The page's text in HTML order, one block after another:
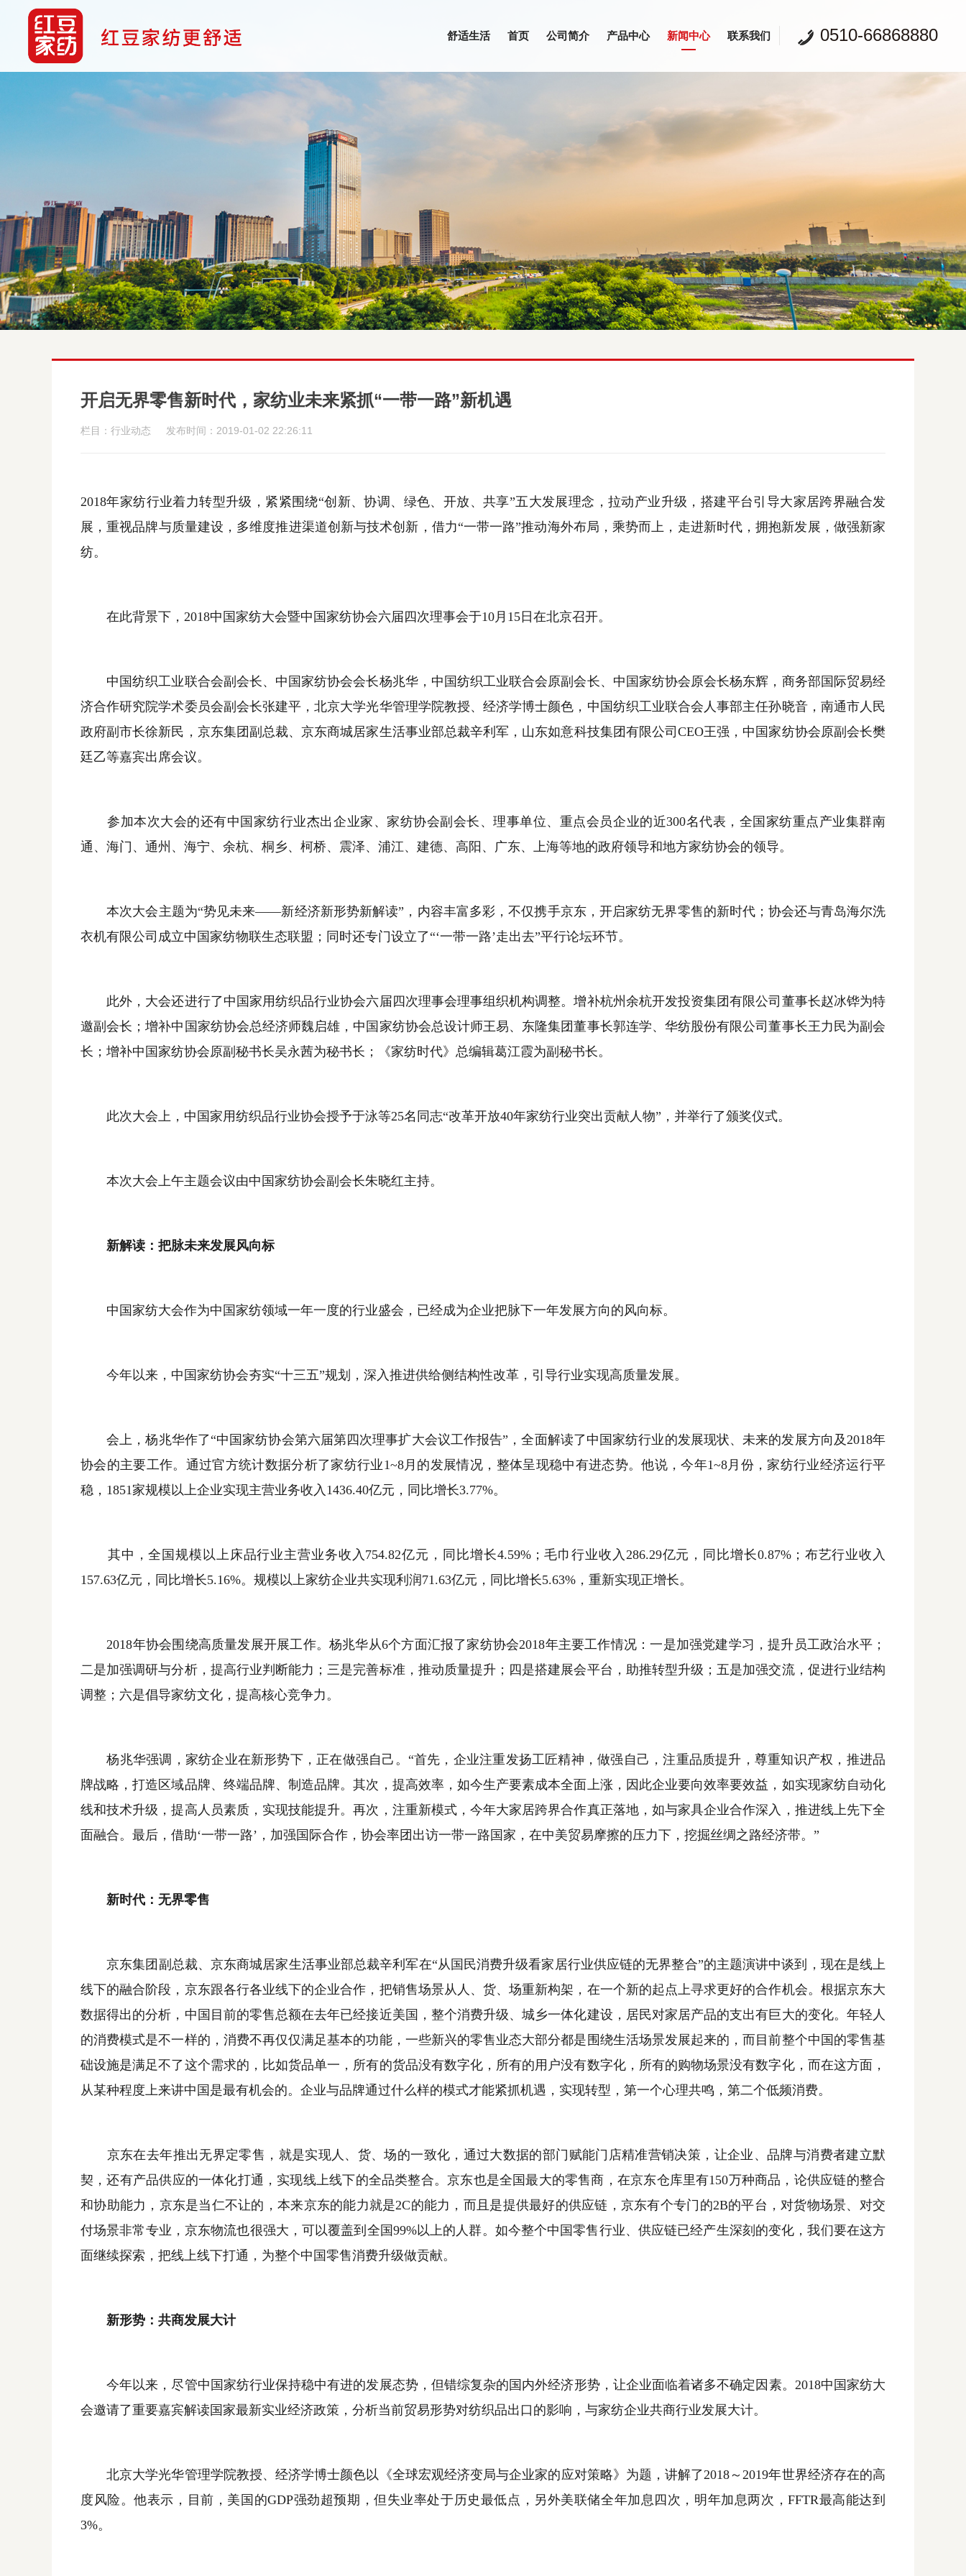
0510-66868880
舒适生活 首页 公司简介 产品中心 新闻中心 联系我们
开启无界零售新时代，家纺业未来紧抓“一带一路”新机遇
栏目：行业动态 发布时间：2019-01-02 22:26:11
2018年家纺行业着力转型升级，紧紧围绕“创新、协调、绿色、开放、共享”五大发展理念，拉动产业升级，搭建平台引导大家居跨界融合发
展，重视品牌与质量建设，多维度推进渠道创新与技术创新，借力“一带一路”推动海外布局，乘势而上，走进新时代，拥抱新发展，做强新家
纺。
在此背景下， 2018中国家纺大会暨中国家纺协会六届四次理事会于10 月 15日在北京召开。
中国纺织工业联合会副会长、中国家纺协会会长杨兆华，中国纺织工业联合会原副会长、中国家纺协会原会长杨东辉，商务部国际贸易经
济合作研究院学术委员会副会长张建平，北京大学光华管理学院教授、经济学博士颜色，中国纺织工业联合会人事部主任孙晓音，南通市人民
政府副市长徐新民，京东集团副总裁、京东商城居家生活事业部总裁辛利军，山东如意科技集团有限公司CEO王强，中国家纺协会原副会长樊
廷乙等嘉宾出席会议。
参加本次大会的还有中国家纺行业杰出企业家、家纺协会副会长、理事单位、重点会员企业的近300名代表，全国家纺重点产业集群南
通、海门、通州、海宁、余杭、桐乡、柯桥、震泽、浦江、建德、高阳、广东、上海等地的政府领导和地方家纺协会的领导。
本次大会主题为“势见未来——新经济新形势新解读”，内容丰富多彩，不仅携手京东，开启家纺无界零售的新时代；协会还与青岛海尔洗
衣机有限公司成立中国家纺物联生态联盟；同时还专门设立了“‘一带一路’走出去”平行论坛环节。
此外，大会还进行了中国家用纺织品行业协会六届四次理事会理事组织机构调整。增补杭州余杭开发投资集团有限公司董事长赵冰铧为特
邀副会长；增补中国家纺协会总经济师魏启雄，中国家纺协会总设计师王易、东隆集团董事长郭连学、华纺股份有限公司董事长王力民为副会
长；增补中国家纺协会原副秘书长吴永茜为秘书长；《家纺时代》总编辑葛江霞为副秘书长。
此次大会上，中国家用纺织品行业协会授予于泳等25名同志“改革开放40年家纺行业突出贡献人物”，并举行了颁奖仪式。
本次大会上午主题会议由中国家纺协会副会长朱晓红主持。
新解读：把脉未来发展风向标
中国家纺大会作为中国家纺领域一年一度的行业盛会，已经成为企业把脉下一年发展方向的风向标。
今年以来，中国家纺协会夯实“十三五”规划，深入推进供给侧结构性改革，引导行业实现高质量发展。
会上，杨兆华作了“中国家纺协会第六届第四次理事扩大会议工作报告”，全面解读了中国家纺行业的发展现状、未来的发展方向及 2018年
协会的主要工作。通过官方统计数据分析了家纺行业1~8月的发展情况，整体呈现稳中有进态势。他说，今年1~8月份，家纺行业经济运行平
稳， 1851 家规模以上企业实现主营业务收入 1436.40亿元，同比增长3.77%。
其中，全国规模以上床品行业主营业务收入 754.82亿元，同比增长4.59%；毛巾行业收入 286.29亿元，同比增长0.87%；布艺行业收入
157.63亿元，同比增长5.16%。规模以上家纺企业共实现利润71.63亿元，同比增长5.63% ，重新实现正增长。
2018年协会围绕高质量发展开展工作。杨兆华从6个方面汇报了家纺协会2018年主要工作情况：一是加强党建学习，提升员工政治水平；
二是加强调研与分析，提高行业判断能力；三是完善标准，推动质量提升；四是搭建展会平台，助推转型升级；五是加强交流，促进行业结构
调整；六是倡导家纺文化，提高核心竞争力。
杨兆华强调，家纺企业在新形势下，正在做强自己。“首先，企业注重发扬工匠精神，做强自己，注重品质提升，尊重知识产权，推进品
牌战略，打造区域品牌、终端品牌、制造品牌。其次，提高效率，如今生产要素成本全面上涨，因此企业要向效率要效益，如实现家纺自动化
线和技术升级，提高人员素质，实现技能提升。再次，注重新模式，今年大家居跨界合作真正落地，如与家具企业合作深入，推进线上先下全
面融合。最后，借助‘一带一路’，加强国际合作，协会率团出访一带一路国家，在中美贸易摩擦的压力下，挖掘丝绸之路经济带。”
新时代：无界零售
京东集团副总裁、京东商城居家生活事业部总裁辛利军在“从国民消费升级看家居行业供应链的无界整合”的主题演讲中谈到，现在是线上
线下的融合阶段，京东跟各行各业线下的企业合作，把销售场景从人、货、场重新构架，在一个新的起点上寻求更好的合作机会。根据京东大
数据得出的分析，中国目前的零售总额在去年已经接近美国，整个消费升级、城乡一体化建设，居民对家居产品的支出有巨大的变化。年轻人
的消费模式是不一样的，消费不再仅仅满足基本的功能，一些新兴的零售业态大部分都是围绕生活场景发展起来的，而目前整个中国的零售基
础设施是满足不了这个需求的，比如货品单一，所有的货品没有数字化，所有的用户没有数字化，所有的购物场景没有数字化，而在这方面，
从某种程度上来讲中国是最有机会的。企业与品牌通过什么样的模式才能紧抓机遇，实现转型，第一个心理共鸣，第二个低频消费。
京东在去年推出无界定零售，就是实现人、货、场的一致化，通过大数据的部门赋能门店精准营销决策，让企业、品牌与消费者建立默
契，还有产品供应的一体化打通，实现线上线下的全品类整合。京东也是全国最大的零售商，在京东仓库里有150万种商品，论供应链的整合
和协助能力，京东是当仁不让的，本来京东的能力就是2C的能力，而且是提供最好的供应链，京东有个专门的2B的平台，对货物场景、对交
付场景非常专业，京东物流也很强大，可以覆盖到全国99%以上的人群。如今整个中国零售行业、供应链已经产生深刻的变化，我们要在这方
面继续探索，把线上线下打通，为整个中国零售消费升级做贡献。
新形势：共商发展大计
今年以来，尽管中国家纺行业保持稳中有进的发展态势，但错综复杂的国内外经济形势，让企业面临着诸多不确定因素。 2018中国家纺大
会邀请了重要嘉宾解读国家最新实业经济政策，分析当前贸易形势对纺织品出口的影响，与家纺企业共商行业发展大计。
北京大学光华管理学院教授、经济学博士颜色以《全球宏观经济变局与企业家的应对策略》为题，讲解了2018～ 2019年世界经济存在的高
度风险。他表示，目前，美国的GDP强劲超预期，但失业率处于历史最低点，另外美联储全年加息四次，明年加息两次，FFTR最高能达到
3%。